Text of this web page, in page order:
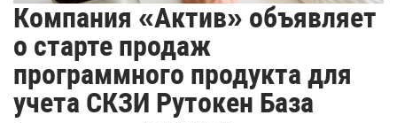
Компания «Актив» объявляет
о старте продаж
программного продукта для
учета СКЗИ Рутокен База